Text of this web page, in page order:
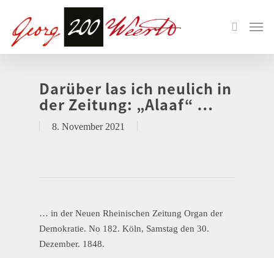
Darüber las ich neulich in
der Zeitung: „Alaaf“ …
8. November 2021
… in der Neuen Rheinischen Zeitung Organ der
Demokratie. No 182. Köln, Samstag den 30.
Dezember. 1848.